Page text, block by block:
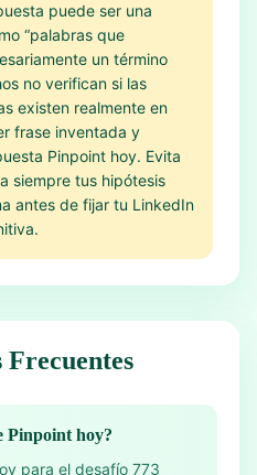
puede ser una
“palabras que
un término
no verifican si las
existen realmente en
frase inventada y
Pinpoint hoy. Evita
siempre tus hipótesis
antes de fijar tu LinkedIn
Frecuentes
Pinpoint hoy?
para el desafío 773